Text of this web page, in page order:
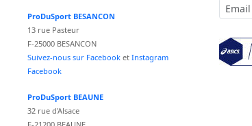
ProDuSport BESANCON
13 rue Pasteur
F-25000 BESANCON
Suivez-nous sur Facebook et Instagram
Facebook
ProDuSport BEAUNE
32 rue d'Alsace